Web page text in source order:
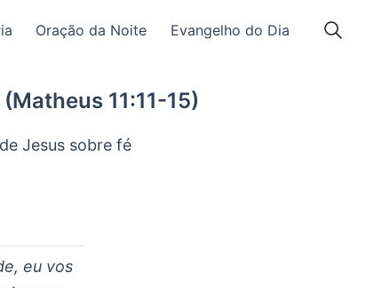
Oração da Noite Evangelho do Dia
11:11-15)
Jesus sobre fé
eu vos